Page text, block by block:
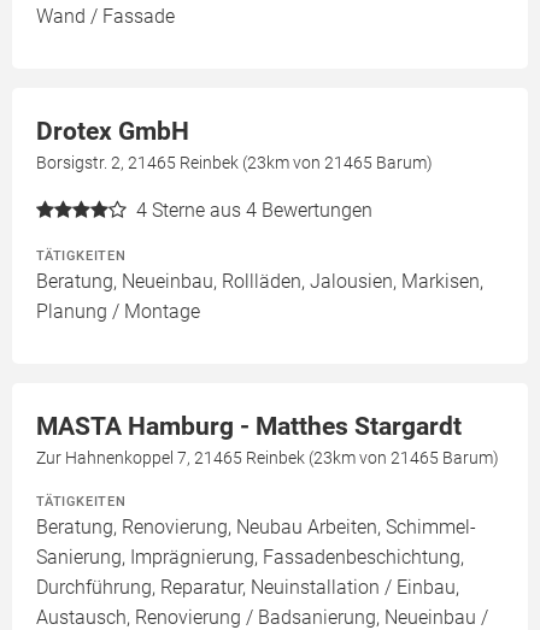
Wand / Fassade
Drotex GmbH
Borsigstr. 2, 21465 Reinbek (23km von 21465 Barum)
4 Sterne aus 4 Bewertungen
TÄTIGKEITEN
Beratung, Neueinbau, Rollläden, Jalousien, Markisen,
Planung / Montage
MASTA Hamburg - Matthes Stargardt
Zur Hahnenkoppel 7, 21465 Reinbek (23km von 21465 Barum)
TÄTIGKEITEN
Beratung, Renovierung, Neubau Arbeiten, Schimmel-
Sanierung, Imprägnierung, Fassadenbeschichtung,
Durchführung, Reparatur, Neuinstallation / Einbau,
Austausch, Renovierung / Badsanierung, Neueinbau /